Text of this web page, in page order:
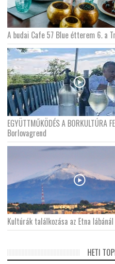
A budai Cafe 57 Blue étterem 6. a
EGYÜTTMŰKÖDÉS A BORKULTÚRA
Borlovagrend
Kultúrák találkozása az Etna lábánál
HETI